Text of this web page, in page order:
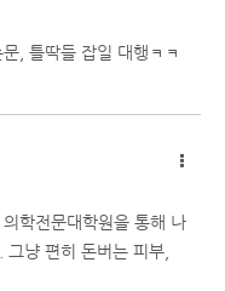
, 틀딱들 잡일 대행ㅋㅋ
학전문대학원을 통해 나
냥 편히 돈버는 피부,